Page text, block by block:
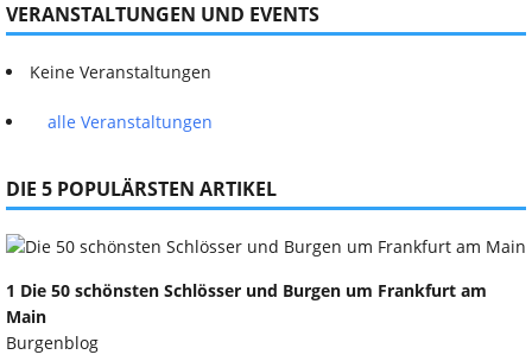
VERANSTALTUNGEN UND EVENTS
Keine Veranstaltungen
alle Veranstaltungen
DIE 5 POPULÄRSTEN ARTIKEL
1 Die 50 schönsten Schlösser und Burgen um Frankfurt am
Main
Burgenblog